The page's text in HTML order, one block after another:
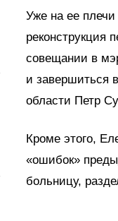
Уже на ее
реконструкция
совещании в
и завершиться
области Петр
Кроме этого,
«ошибок»
больницу,